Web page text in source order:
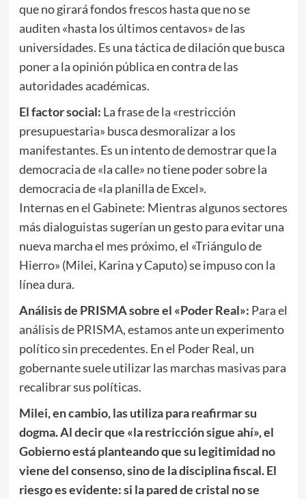
que no girará fondos frescos hasta que no se
auditen «hasta los últimos centavos» de las
universidades. Es una táctica de dilación que busca
poner a la opinión pública en contra de las
autoridades académicas.
El factor social: La frase de la «restricción
presupuestaria» busca desmoralizar a los
manifestantes. Es un intento de demostrar que la
democracia de «la calle» no tiene poder sobre la
democracia de «la planilla de Excel».
Internas en el Gabinete: Mientras algunos sectores
más dialoguistas sugerían un gesto para evitar una
nueva marcha el mes próximo, el «Triángulo de
Hierro» (Milei, Karina y Caputo) se impuso con la
línea dura.
Análisis de PRISMA sobre el «Poder Real»: Para el
análisis de PRISMA, estamos ante un experimento
político sin precedentes. En el Poder Real, un
gobernante suele utilizar las marchas masivas para
recalibrar sus políticas.
Milei, en cambio, las utiliza para reafirmar su
dogma. Al decir que «la restricción sigue ahí», el
Gobierno está planteando que su legitimidad no
viene del consenso, sino de la disciplina fiscal. El
riesgo es evidente: si la pared de cristal no se